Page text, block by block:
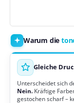
Warum die
Gleiche
Unterscheidet sich
Nein. Kräftige
gestochen scharf –